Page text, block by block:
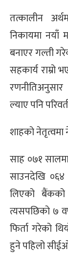
तत्कालीन
निकायमा नयाँ
बनाएर गल्ती
सहकार्य राम्रो
ल्याए पनि
शाहको
साह ०७१
साउनदेखि ०६४
लिएको
त्यसपछिको ७
फिर्ता गरेको
हुने पहिलो